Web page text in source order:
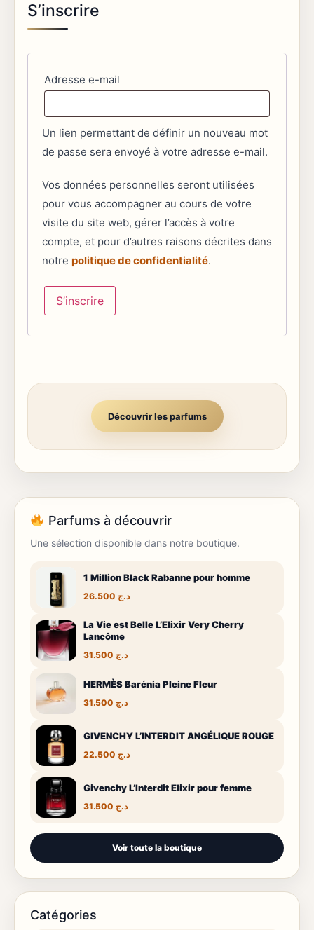
S’inscrire
Adresse e-mail
Un lien permettant de définir un nouveau mot
de passe sera envoyé à votre adresse e-mail.
Vos données personnelles seront utilisées
pour vous accompagner au cours de votre
visite du site web, gérer l’accès à votre
compte, et pour d’autres raisons décrites dans
notre politique de confidentialité.
S’inscrire
Découvrir les parfums
Parfums à découvrir
Une sélection disponible dans notre boutique.
1 Million Black Rabanne pour homme
د.ج
La Vie est Belle L’Elixir Very Cherry
Lancôme
د.ج
HERMÈS Barénia Pleine Fleur
د.ج
GIVENCHY L’INTERDIT ANGÉLIQUE ROUGE
د.ج
Givenchy L’Interdit Elixir pour femme
د.ج
Voir toute la boutique
Catégories